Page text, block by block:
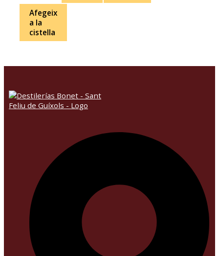
Afegeix
a la
cistella